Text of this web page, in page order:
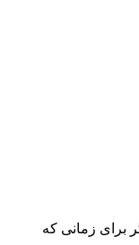
برای زمانی که